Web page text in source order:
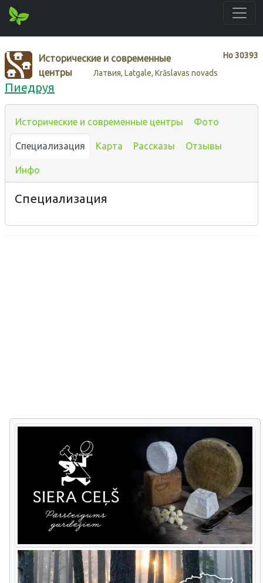
Нo30393
Исторические и современные
центры
Латвия, Latgale, Krāslavas novads
Пиедруя
Исторические и современные центры Фото
Специализация Карта Рассказы Отзывы
Инфо
Специализация